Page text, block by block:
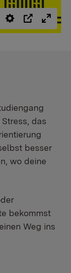
Einstellungen
PIP
das
besser
wo deine
bekommst
Weg ins